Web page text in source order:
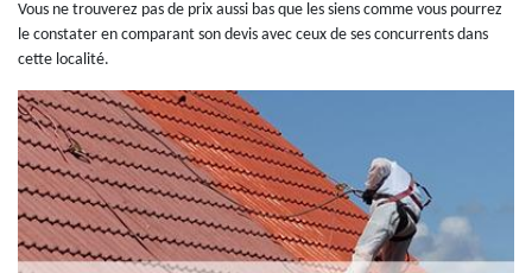
Vous ne trouverez pas de prix aussi bas que les siens comme vous pourrez
le constater en comparant son devis avec ceux de ses concurrents dans
cette localité.